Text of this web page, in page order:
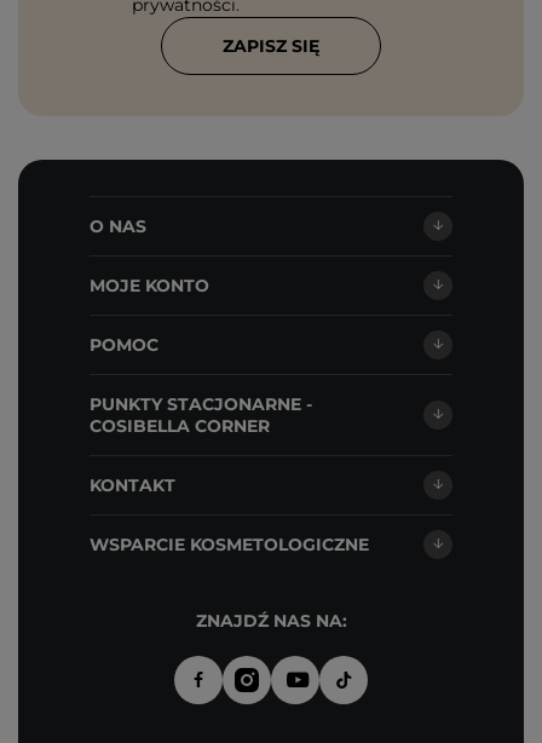
prywatności.
ZAPISZ SIĘ
O NAS
MOJE KONTO
POMOC
PUNKTY STACJONARNE -
COSIBELLA CORNER
KONTAKT
WSPARCIE KOSMETOLOGICZNE
ZNAJDŹ NAS NA: